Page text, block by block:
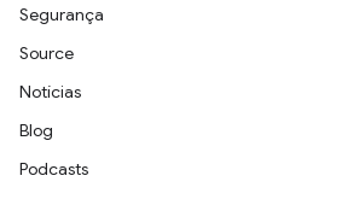
Segurança
Source
Notícias
Blog
Podcasts